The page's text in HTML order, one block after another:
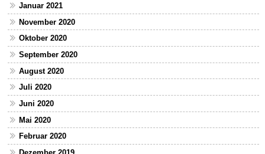
Januar 2021
November 2020
Oktober 2020
September 2020
August 2020
Juli 2020
Juni 2020
Mai 2020
Februar 2020